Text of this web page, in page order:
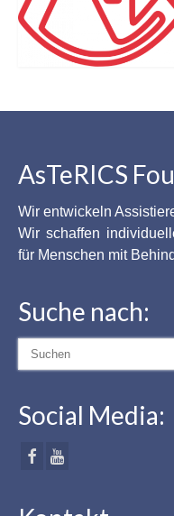
AsTeRICS
Wir entwickeln
Wir schaffen
für Menschen mit
Suche nach:
Suche
Social Media: